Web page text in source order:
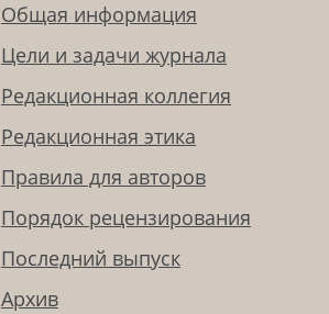
Общая информация
Цели и задачи журнала
Редакционная коллегия
Редакционная этика
Правила для авторов
Порядок рецензирования
Последний выпуск
Архив